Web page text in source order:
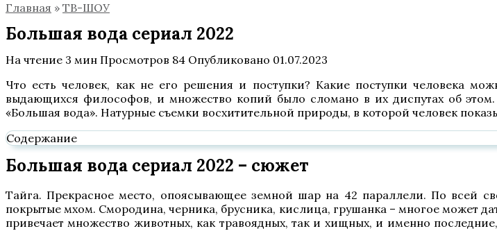
Главная » ТВ-ШОУ
Большая вода сериал 2022
На чтение 3 мин Просмотров 84 Опубликовано 01.07.2023
Что есть человек, как не его решения и поступки? Какие поступки человека
выдающихся философов, и множество копий было сломано в их диспутах об
«Большая вода». Натурные съемки восхитительной природы, в которой человек
Содержание
Большая вода сериал 2022 – сюжет
Тайга. Прекрасное место, опоясывающее земной шар на 42 параллели. По всей
покрытые мхом. Смородина, черника, брусника, кислица, грушанка – многое может
привечает множество животных, как травоядных, так и хищных, и именно